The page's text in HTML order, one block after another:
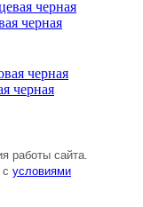
черная
черная
работы сайта.
условиями